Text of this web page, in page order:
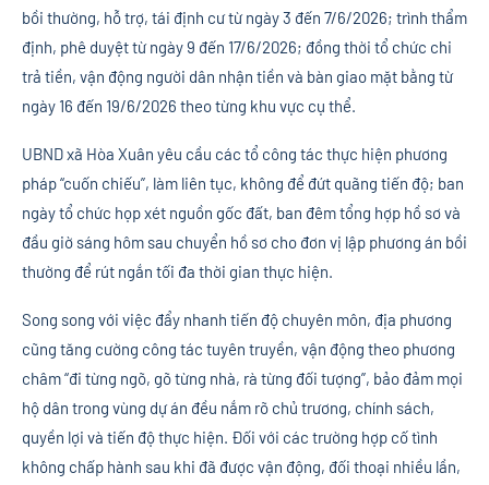
bồi thường, hỗ trợ, tái định cư từ ngày 3 đến 7/6/2026; trình thẩm
định, phê duyệt từ ngày 9 đến 17/6/2026; đồng thời tổ chức chi
trả tiền, vận động người dân nhận tiền và bàn giao mặt bằng từ
ngày 16 đến 19/6/2026 theo từng khu vực cụ thể.
UBND xã Hòa Xuân yêu cầu các tổ công tác thực hiện phương
pháp “cuốn chiếu”, làm liên tục, không để đứt quãng tiến độ; ban
ngày tổ chức họp xét nguồn gốc đất, ban đêm tổng hợp hồ sơ và
đầu giờ sáng hôm sau chuyển hồ sơ cho đơn vị lập phương án bồi
thường để rút ngắn tối đa thời gian thực hiện.
Song song với việc đẩy nhanh tiến độ chuyên môn, địa phương
cũng tăng cường công tác tuyên truyền, vận động theo phương
châm “đi từng ngõ, gõ từng nhà, rà từng đối tượng”, bảo đảm mọi
hộ dân trong vùng dự án đều nắm rõ chủ trương, chính sách,
quyền lợi và tiến độ thực hiện. Đối với các trường hợp cố tình
không chấp hành sau khi đã được vận động, đối thoại nhiều lần,